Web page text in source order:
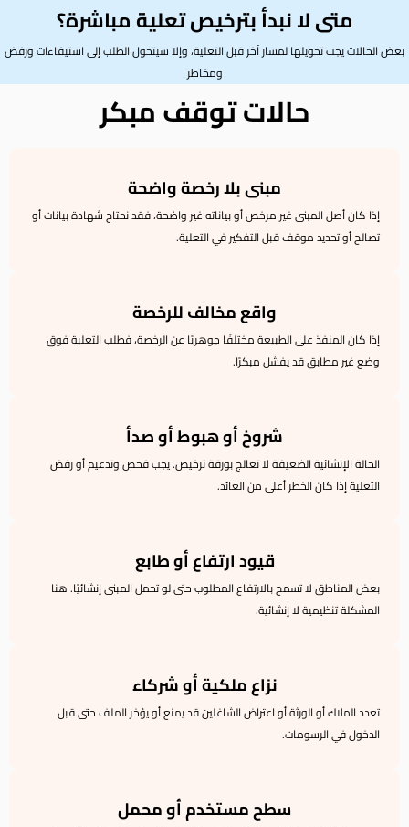
متى لا نبدأ بترخيص تعلية مباشرة؟
بعض الحالات يجب تحويلها لمسار آخر قبل التعلية، وإلا سيتحول الطلب إلى استيفاءات ورفض
ومخاطر
حالات توقف مبكر
مبنى بلا رخصة واضحة
إذا كان أصل المبنى غير مرخص أو بياناته غير واضحة، فقد نحتاج شهادة بيانات أو
تصالح أو تحديد موقف قبل التفكير في التعلية.
واقع مخالف للرخصة
إذا كان المنفذ على الطبيعة مختلفًا جوهريًا عن الرخصة، فطلب التعلية فوق
وضع غير مطابق قد يفشل مبكرًا.
شروخ أو هبوط أو صدأ
الحالة الإنشائية الضعيفة لا تعالج بورقة ترخيص. يجب فحص وتدعيم أو رفض
التعلية إذا كان الخطر أعلى من العائد.
قيود ارتفاع أو طابع
بعض المناطق لا تسمح بالارتفاع المطلوب حتى لو تحمل المبنى إنشائيًا. هنا
المشكلة تنظيمية لا إنشائية.
نزاع ملكية أو شركاء
تعدد الملاك أو الورثة أو اعتراض الشاغلين قد يمنع أو يؤخر الملف حتى قبل
الدخول في الرسومات.
سطح مستخدم أو محمل